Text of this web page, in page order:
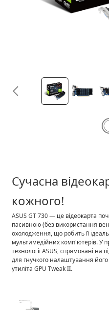
Сучасна
кожного!
ASUS GT 730 — це відеокарта
пасивною (без використання
охолодження, що робить її
мультимедійних комп'ютерів. У
технології ASUS, спрямовані на
для гнучкого налаштування
утиліта GPU Tweak II.